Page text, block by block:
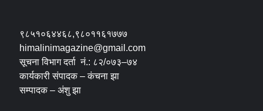
९८५१०६४४६८,९८०११६१७७७
himalinimagazine@gmail.com
सूचना विभाग दर्ता नं.: ८२/०७३–७४
कार्यकारी संपादक – कंचना झा
सम्पादक – अंशु झा